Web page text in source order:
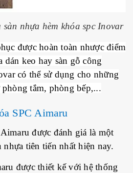
sàn nhựa hèm khóa spc Inovar
được hoàn toàn nhược điểm
dán keo hay sàn gỗ công
có thể sử dụng cho những
tắm, phòng bếp,...
SPC Aimaru
được đánh giá là một
tiên tiến nhất hiện nay.
được thiết kế với hệ thống